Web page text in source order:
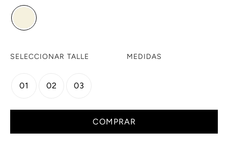
SELECCIONAR TALLE MEDIDAS
01 02 03
COMPRAR